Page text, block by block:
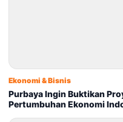
Ekonomi & Bisnis
Purbaya Ingin Buktikan
Pertumbuhan Ekonomi